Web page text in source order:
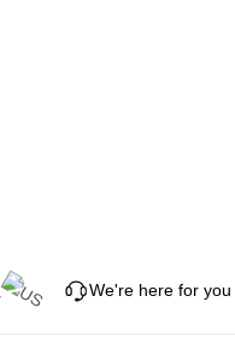
We're here for you